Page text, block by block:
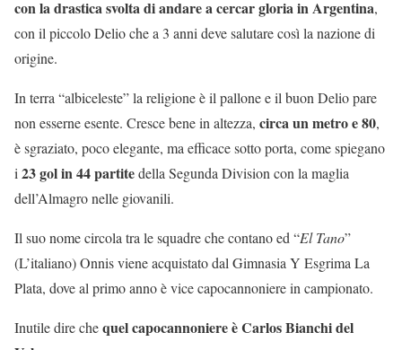
con la drastica svolta di andare a cercar gloria in Argentina,
con il piccolo Delio che a 3 anni deve salutare così la nazione di
origine.
In terra “albiceleste” la religione è il pallone e il buon Delio pare
non esserne esente. Cresce bene in altezza, circa un metro e 80,
è sgraziato, poco elegante, ma efficace sotto porta, come spiegano
i 23 gol in 44 partitedella Segunda Division con la maglia
dell’Almagro nelle giovanili.
Il suo nome circola tra le squadre che contano ed “El Tano”
(L’italiano) Onnis viene acquistato dal Gimnasia Y Esgrima La
Plata, dove al primo anno è vice capocannoniere in campionato.
Inutile dire chequel capocannoniere è Carlos Bianchi del